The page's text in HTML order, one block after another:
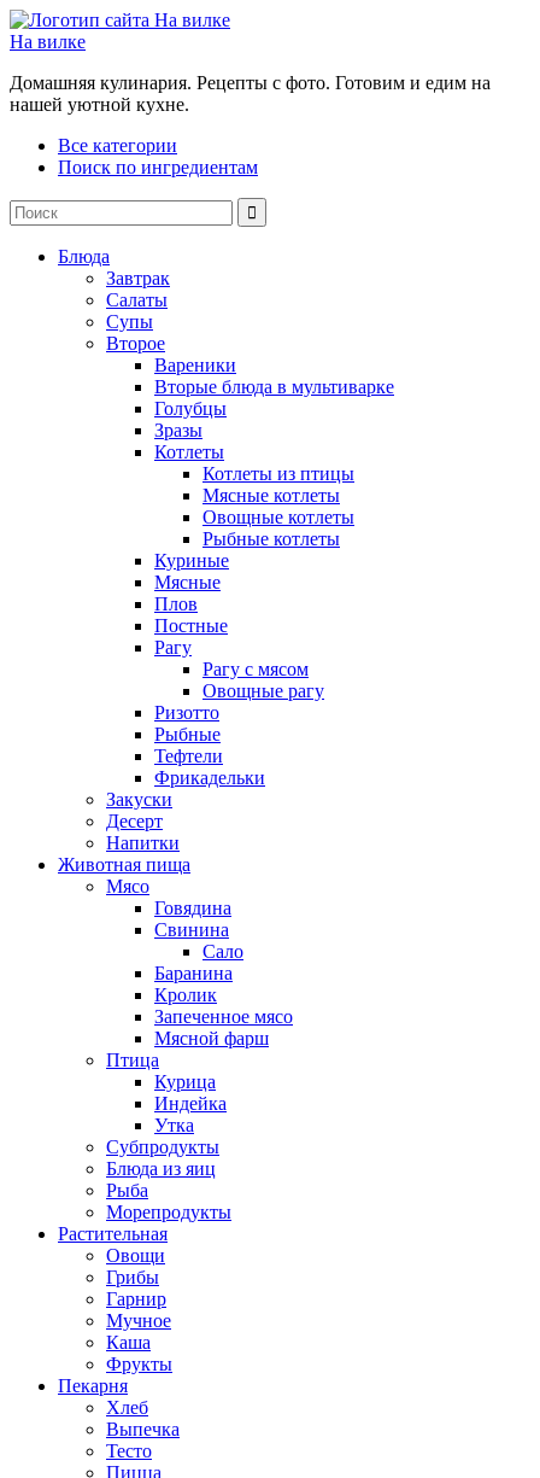
На вилке
Домашняя кулинария. Рецепты с фото. Готовим и едим на
нашей уютной кухне.
Все категории
Поиск по ингредиентам
Блюда
Завтрак
Салаты
Супы
Второе
Вареники
Вторые блюда в мультиварке
Голубцы
Зразы
Котлеты
Котлеты из птицы
Мясные котлеты
Овощные котлеты
Рыбные котлеты
Куриные
Мясные
Плов
Постные
Рагу
Рагу с мясом
Овощные рагу
Ризотто
Рыбные
Тефтели
Фрикадельки
Закуски
Десерт
Напитки
Животная пища
Мясо
Говядина
Свинина
Сало
Баранина
Кролик
Запеченное мясо
Мясной фарш
Птица
Курица
Индейка
Утка
Субпродукты
Блюда из яиц
Рыба
Морепродукты
Растительная
Овощи
Грибы
Гарнир
Мучное
Каша
Фрукты
Пекарня
Хлеб
Выпечка
Тесто
Пицца